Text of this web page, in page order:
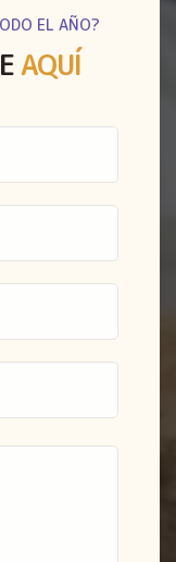
EL AÑO?
AQUÍ